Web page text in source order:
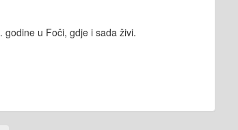
godine u Foči, gdje i sada živi.